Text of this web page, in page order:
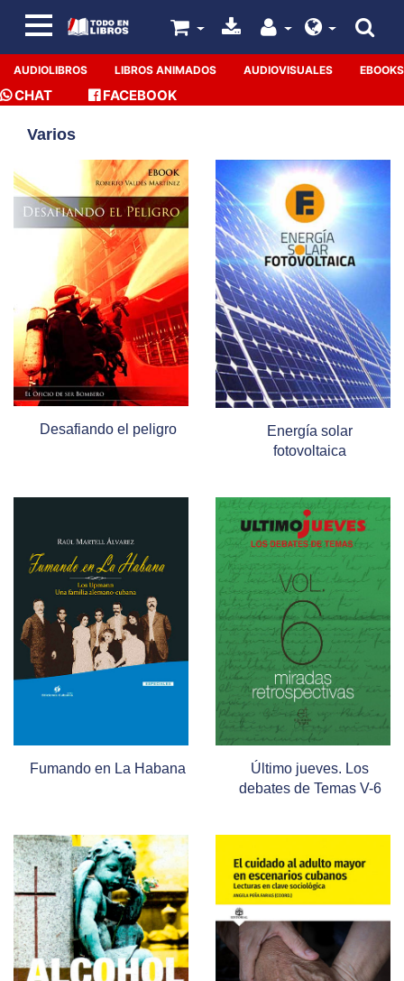
AUDIOLIBROS LIBROS ANIMADOS AUDIOVISUALES EBOOKS
CHAT FACEBOOK
Varios
Desafiando el peligro
Energía solar
fotovoltaica
Fumando en La Habana
Último jueves. Los
debates de Temas V-6